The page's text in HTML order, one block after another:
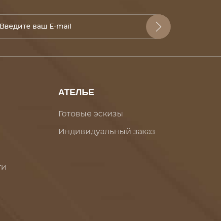
АТЕЛЬЕ
Готовые эскизы
Индивидуальный заказ